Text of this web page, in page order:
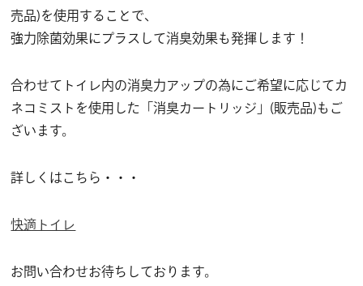
売品)を使用することで、
強力除菌効果にプラスして消臭効果も発揮します！
合わせてトイレ内の消臭力アップの為にご希望に応じてカ
ネコミストを使用した「消臭カートリッジ」(販売品)もご
ざいます。
詳しくはこちら・・・
快適トイレ
お問い合わせお待ちしております。